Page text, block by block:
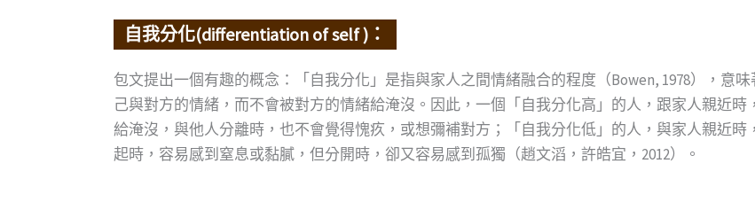
自我分化(differentiation of self )：
包文提出一個有趣的概念：「自我分化」是指與家人之間情緒融合的程度（Bowen, 1978），意
己與對方的情緒，而不會被對方的情緒給淹沒。因此，一個「自我分化高」的人，跟家人親近
給淹沒，與他人分離時，也不會覺得愧疚，或想彌補對方；「自我分化低」的人，與家人親近
起時，容易感到窒息或黏膩，但分開時，卻又容易感到孤獨（趙文滔，許皓宜，2012）。